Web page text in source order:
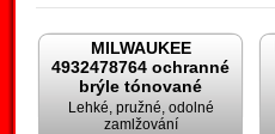
MILWAUKEE
4932478764 ochranné
brýle tónované
Lehké, pružné, odolné
zamlžování